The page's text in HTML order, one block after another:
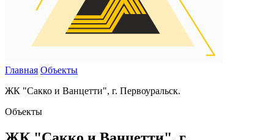
Главная Объекты
ЖК "Сакко и Ванцетти", г. Первоуральск.
Объекты